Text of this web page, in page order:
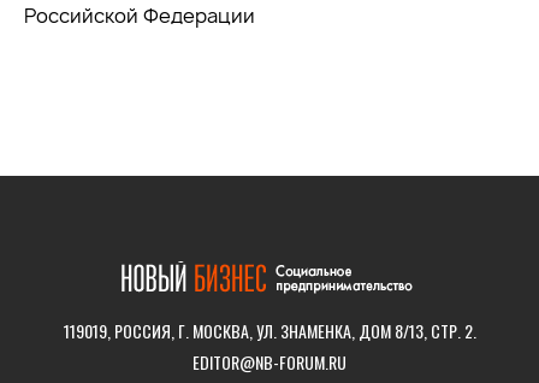
Российской Федерации
119019, РОССИЯ, Г. МОСКВА, УЛ. ЗНАМЕНКА, ДОМ 8/13, СТР. 2.
EDITOR@NB-FORUM.RU